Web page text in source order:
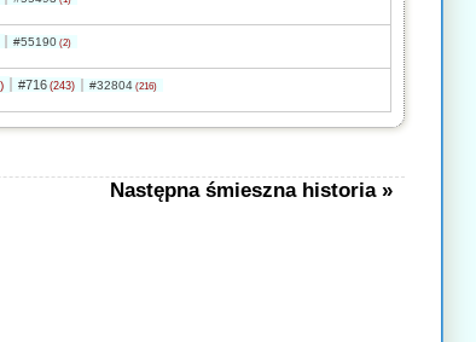
#55190 (2)
#716 (243) #32804 (216)
Następna śmieszna historia »